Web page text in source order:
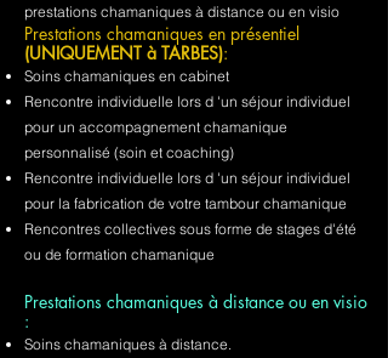
prestations chamaniques à distance ou en visio
Prestations chamaniques en présentiel
(UNIQUEMENT à TARBES):
Soins chamaniques en cabinet
Rencontre individuelle lors d 'un séjour individuel
pour un accompagnement chamanique
personnalisé (soin et coaching)
Rencontre individuelle lors d 'un séjour individuel
pour la fabrication de votre tambour chamanique
Rencontres collectives sous forme de stages d'été
ou de formation chamanique
Prestations chamaniques à distance ou en visio
:
Soins chamaniques à distance.